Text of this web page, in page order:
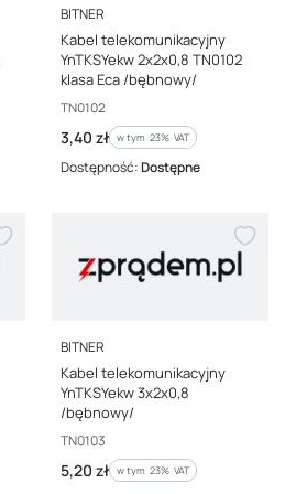
PRODUCENT
BITNER
Kabel telekomunikacyjny
YnTKSYekw 2x2x0,8 TN0102
klasa Eca /bębnowy/
Kod producenta
TN0102
Cena brutto
3,40 zł w tym %s VAT
w tym 23% VAT
Dostępność:Dostępne
PRODUCENT
BITNER
Kabel telekomunikacyjny
YnTKSYekw 3x2x0,8
/bębnowy/
Kod producenta
TN0103
Cena brutto
5,20 zł w tym %s VAT
w tym 23% VAT